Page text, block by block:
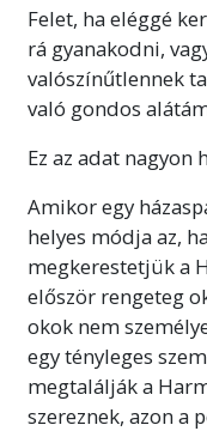
Felet, ha eléggé
rá gyanakodni,
valószínűtlennek
való gondos
Ez az adat nagyon
Amikor egy
helyes módja az,
megkerestetjük a
először rengeteg
okok nem
egy tényleges
megtalálják a
szereznek, azon a